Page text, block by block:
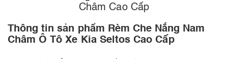
Châm Cao Cấp
Thông tin sản phẩm Rèm Che Nắng Nam
Châm Ô Tô Xe Kia Seltos Cao Cấp